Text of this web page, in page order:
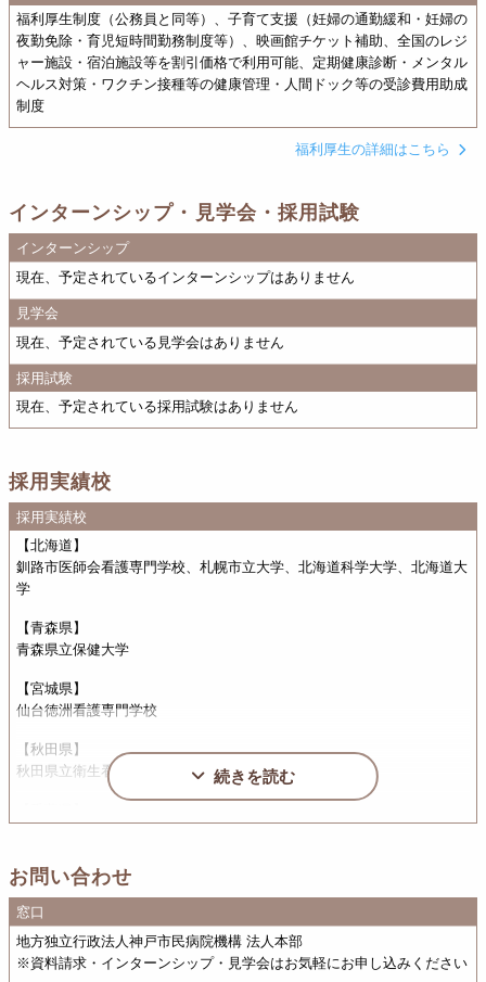
福利厚生制度（公務員と同等）、子育て支援（妊婦の通勤緩和・妊婦の
夜勤免除・育児短時間勤務制度等）、映画館チケット補助、全国のレジ
ャー施設・宿泊施設等を割引価格で利用可能、定期健康診断・メンタル
ヘルス対策・ワクチン接種等の健康管理・人間ドック等の受診費用助成
制度
福利厚生の詳細はこちら
インターンシップ・見学会・採用試験
インターンシップ
現在、予定されているインターンシップはありません
見学会
現在、予定されている見学会はありません
採用試験
現在、予定されている採用試験はありません
採用実績校
採用実績校
【北海道】
釧路市医師会看護専門学校、札幌市立大学、北海道科学大学、北海道大
学
【青森県】
青森県立保健大学
【宮城県】
仙台徳洲看護専門学校
【秋田県】
秋田県立衛生看護学院
【東京都】
聖路加国際大学大学院、東京工科大学
【神奈川県】
神奈川県立保健福祉大学、東海大学医療技術短期大学
続きを読む
お問い合わせ
窓口
地方独立行政法人神戸市民病院機構 法人本部
※資料請求・インターンシップ・見学会はお気軽にお申し込みください